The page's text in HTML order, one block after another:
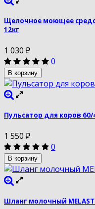
Щелочное моющее
12кг
1 030 ₽
0
В корзину
Пульсатор для коров 60/
1 550 ₽
0
В корзину
Шланг молочный